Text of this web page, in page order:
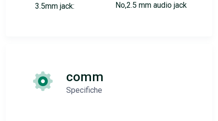
3.5mm jack: No,2.5 mm audio jack
comm
Specifiche